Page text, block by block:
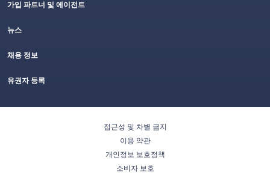
가입 파트너 및 에이전트
뉴스
채용 정보
유권자 등록
접근성 및 차별 금지
이용 약관
개인정보 보호정책
소비자 보호